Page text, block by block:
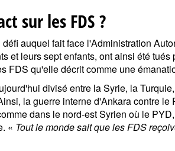
sur les FDS?
auquel fait face l'Administration
et leurs sept enfants, ont ainsi été
qu'elle décrit comme une
divisé entre la Syrie, la
la guerre interne d'Ankara contre
dans le nord-est Syrien où le
« Tout le monde sait que les FDS